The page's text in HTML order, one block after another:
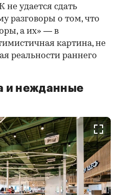
удается сдать
разговоры о том, что
а их» — в
картина, не
реальности раннего
и нежданные